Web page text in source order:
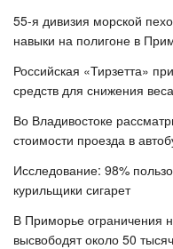
55-я дивизия морской
навыки на полигоне в
Российская «Тирзетта»
средств для снижения веса
Во Владивостоке
стоимости проезда в
Исследование: 98%
курильщики сигарет
В Приморье ограничения
высвободят около 50